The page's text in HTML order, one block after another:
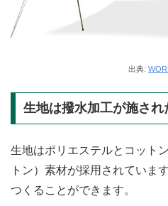
出典:
生地は撥水加工が施され
生地はポリエステルとコット
トン）素材が採用されていま
つくることができます。